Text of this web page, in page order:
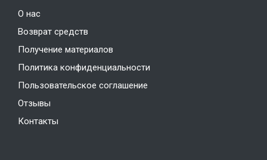
О нас
Возврат средств
Получение материалов
Политика конфиденциальности
Пользовательское соглашение
Отзывы
Контакты